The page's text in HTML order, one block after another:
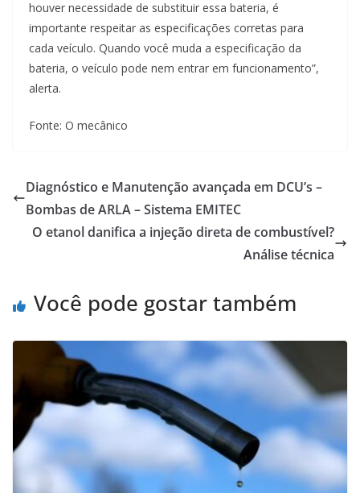
houver necessidade de substituir essa bateria, é
importante respeitar as especificações corretas para
cada veículo. Quando você muda a especificação da
bateria, o veículo pode nem entrar em funcionamento”,
alerta.
Fonte: O mecânico
Diagnóstico e Manutenção avançada em DCU’s –
Bombas de ARLA – Sistema EMITEC
O etanol danifica a injeção direta de combustível?
Análise técnica
Você pode gostar também